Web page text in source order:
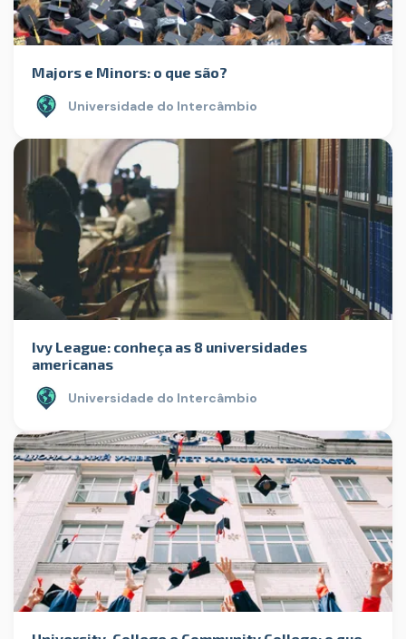
Majors e Minors: o que são?
Universidade do Intercâmbio
Ivy League: conheça as 8 universidades
americanas
Universidade do Intercâmbio